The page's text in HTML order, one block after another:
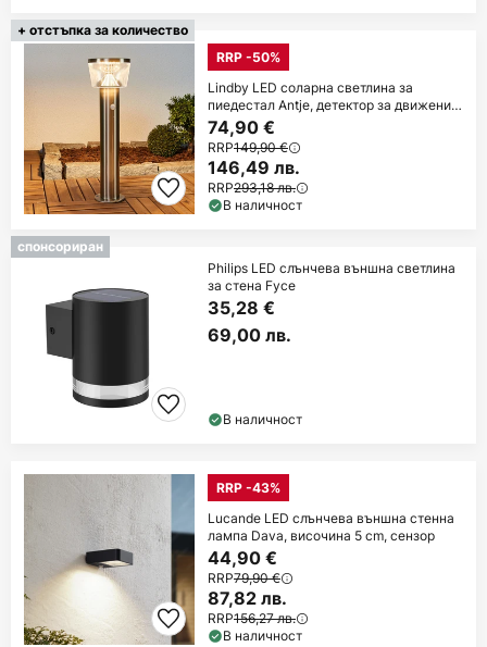
+ отстъпка за количество
RRP -50%
Lindby LED соларна светлина за
пиедестал Antje, детектор за движение,
IP44
74,90 €
RRP149,90 €
146,49 лв.
RRP293,18 лв.
В наличност
спонсориран
Philips LED слънчева външна светлина
за стена Fyce
35,28 €
69,00 лв.
В наличност
RRP -43%
Lucande LED слънчева външна стенна
лампа Dava, височина 5 cm, сензор
44,90 €
RRP79,90 €
87,82 лв.
RRP156,27 лв.
В наличност